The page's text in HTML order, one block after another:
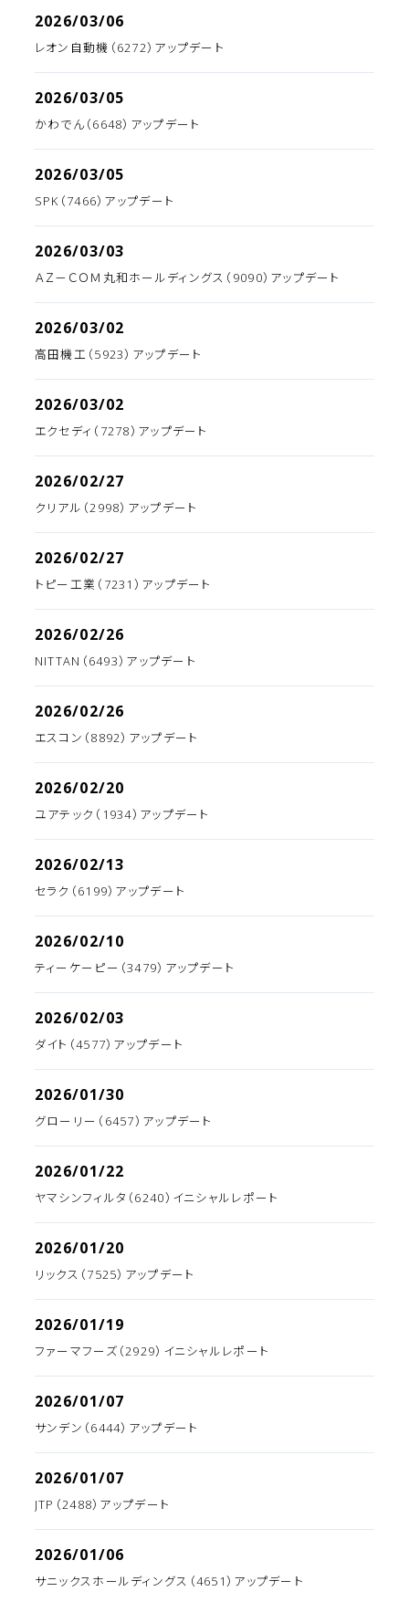
2026/03/06
レオン自動機（6272）アップデート
2026/03/05
かわでん（6648）アップデート
2026/03/05
SPK（7466）アップデート
2026/03/03
ＡＺ－ＣＯＭ丸和ホールディングス（9090）アップデート
2026/03/02
高田機工（5923）アップデート
2026/03/02
エクセディ（7278）アップデート
2026/02/27
クリアル（2998）アップデート
2026/02/27
トピー工業（7231）アップデート
2026/02/26
NITTAN（6493）アップデート
2026/02/26
エスコン（8892）アップデート
2026/02/20
ユアテック（1934）アップデート
2026/02/13
セラク（6199）アップデート
2026/02/10
ティーケーピー（3479）アップデート
2026/02/03
ダイト（4577）アップデート
2026/01/30
グローリー（6457）アップデート
2026/01/22
ヤマシンフィルタ（6240）イニシャルレポート
2026/01/20
リックス（7525）アップデート
2026/01/19
ファーマフーズ（2929）イニシャルレポート
2026/01/07
サンデン（6444）アップデート
2026/01/07
JTP（2488）アップデート
2026/01/06
サニックスホールディングス（4651）アップデート